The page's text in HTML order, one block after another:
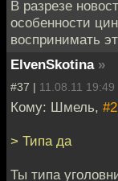
В разрезе
особенности
воспринимать
ElvenSkotina »
#37 | 11.08.11 19:49
Кому: Шмель,
> Типа да
Ты типа